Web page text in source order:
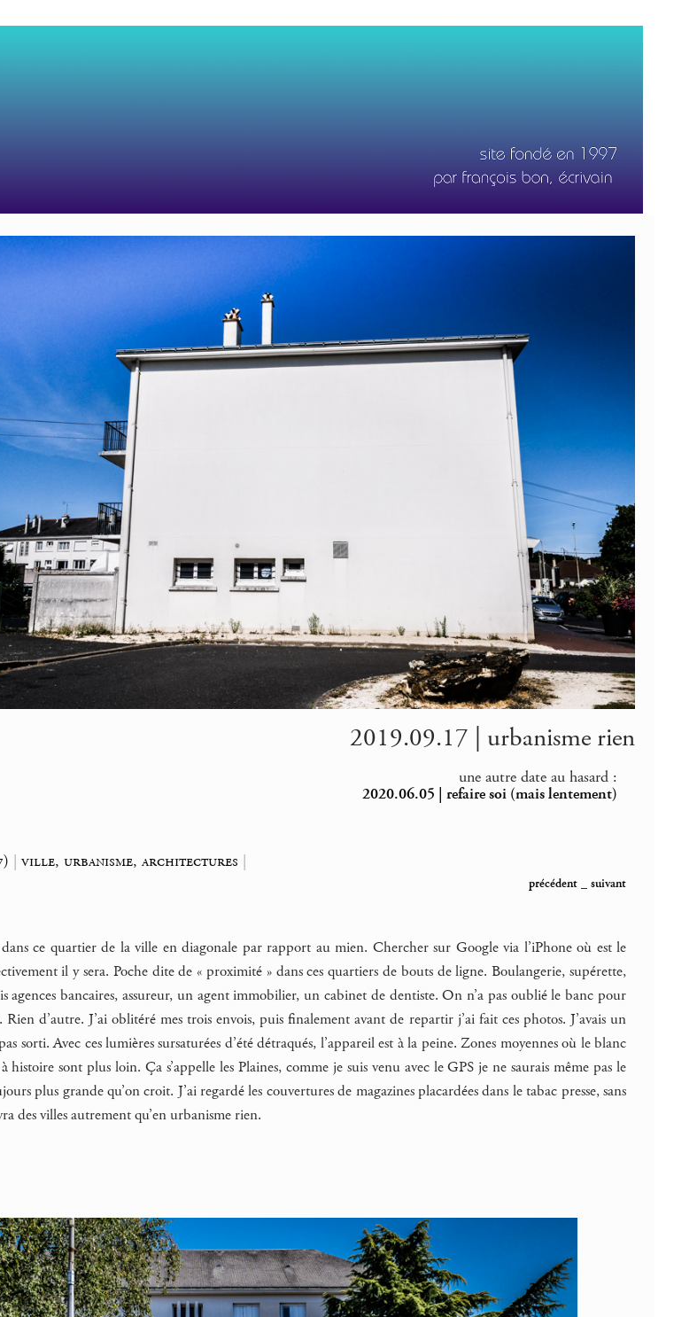
2019.09.17 | urbanisme rien
une autre date au hasard :
2020.06.05 | refaire soi (mais lentement)
|ville, urbanisme, architectures |
précédent _suivant
ce quartier de la ville en diagonale par rapport au mien. Chercher sur Google via l’iPhone où est le
il y sera. Poche dite de « proximité » dans ces quartiers de bouts de ligne. Boulangerie, supérette,
agences bancaires, assureur, un agent immobilier, un cabinet de dentiste. On n’a pas oublié le banc pour
d’autre. J’ai oblitéré mes trois envois, puis finalement avant de repartir j’ai fait ces photos. J’avais un
sorti. Avec ces lumières sursaturées d’été détraqués, l’appareil est à la peine. Zones moyennes où le blanc
histoire sont plus loin. Ça s’appelle les Plaines, comme je suis venu avec le GPS je ne saurais même pas le
plus grande qu’on croit. J’ai regardé les couvertures de magazines placardées dans le tabac presse, sans
des villes autrement qu’en urbanisme rien.